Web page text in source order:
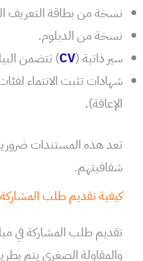
نسخة من بطاقة التعريف
نسخة من الدبلوم.
سير ذاتية (CV) تتضمن
شهادات تثبت الانتماء
الإعاقة).
تعد هذه المستندات
شفافيتهم.
كيفية تقديم طلب المشاركة
تقديم طلب المشاركة في
والمقاولة الصغرى يتم